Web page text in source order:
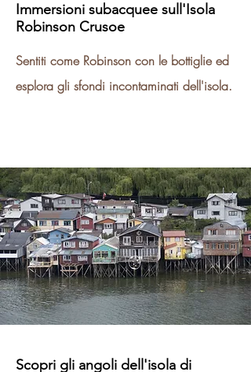
Immersioni subacquee sull'Isola
Robinson Crusoe
Sentiti come Robinson con le bottiglie ed
esplora gli sfondi incontaminati dell'isola.
Scopri gli angoli dell'isola di